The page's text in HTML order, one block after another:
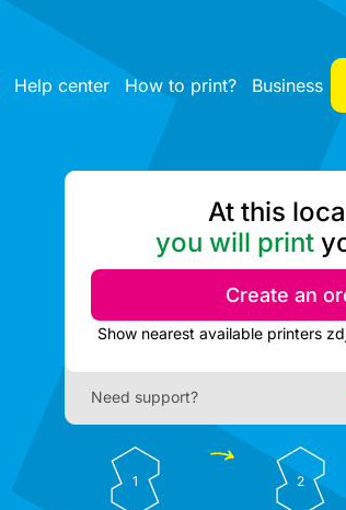
Help center How to print? Business
At this
you will print
Create an
Show
Need support?
1 2